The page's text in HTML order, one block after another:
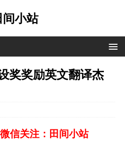
间小站
奖奖励英文翻译杰
信关注：田间小站